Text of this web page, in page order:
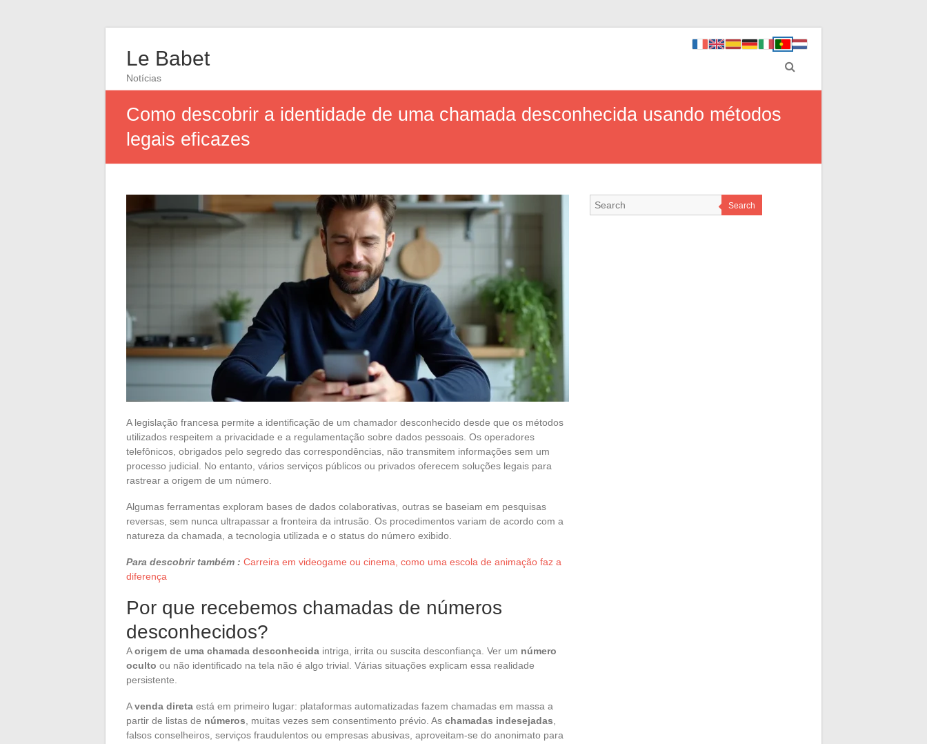
Le Babet
Notícias
Como descobrir a identidade de uma chamada desconhecida usando métodos
legais eficazes
A legislação francesa permite a identificação de um chamador desconhecido desde que os métodos
utilizados respeitem a privacidade e a regulamentação sobre dados pessoais. Os operadores
telefônicos, obrigados pelo segredo das correspondências, não transmitem informações sem um
processo judicial. No entanto, vários serviços públicos ou privados oferecem soluções legais para
rastrear a origem de um número.
Algumas ferramentas exploram bases de dados colaborativas, outras se baseiam em pesquisas
reversas, sem nunca ultrapassar a fronteira da intrusão. Os procedimentos variam de acordo com a
natureza da chamada, a tecnologia utilizada e o status do número exibido.
Para descobrir também : Carreira em videogame ou cinema, como uma escola de animação faz a
diferença
Por que recebemos chamadas de números
desconhecidos?
Aorigem de uma chamada desconhecida intriga, irrita ou suscita desconfiança. Ver um número
oculto ou não identificado na tela não é algo trivial. Várias situações explicam essa realidade
persistente.
Avenda direta está em primeiro lugar: plataformas automatizadas fazem chamadas em massa a
partir de listas de números , muitas vezes sem consentimento prévio. As chamadas indesejadas
falsos conselheiros, serviços fraudulentos ou empresas abusivas, aproveitam-se do anonimato para
Search